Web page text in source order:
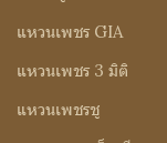
แหวนเพชร GIA
แหวนเพชร 3 มิติ
แหวนเพชรชู